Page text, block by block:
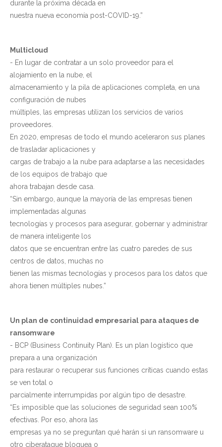
durante la próxima década en
nuestra nueva economía post-COVID-19.”
Multicloud
- En lugar de contratar a un solo proveedor para el
alojamiento en la nube, el
almacenamiento y la pila de aplicaciones completa, en una
configuración de nubes
múltiples, las empresas utilizan los servicios de varios
proveedores.
En 2020, empresas de todo el mundo aceleraron sus planes
de trasladar aplicaciones y
cargas de trabajo a la nube para adaptarse a las necesidades
de los equipos de trabajo que
ahora trabajan desde casa.
“Sin embargo, aunque la mayoría de las empresas tienen
implementadas algunas
tecnologías y procesos para asegurar, gobernar y administrar
de manera inteligente los
datos que se encuentran entre las cuatro paredes de sus
centros de datos, muchas no
tienen las mismas tecnologías y procesos para los datos que
ahora tienen múltiples nubes.”
Un plan de continuidad empresarial para ataques de
ransomware
- BCP (Business Continuity Plan). Es un plan logístico que
prepara a una organización
para restaurar o recuperar sus funciones críticas cuando estas
se ven total o
parcialmente interrumpidas por algún tipo de desastre.
“Es imposible que las soluciones de seguridad sean 100%
efectivas. Por eso, ahora las
empresas ya no se preguntan qué harán si un ransomware u
otro ciberataque bloquea o